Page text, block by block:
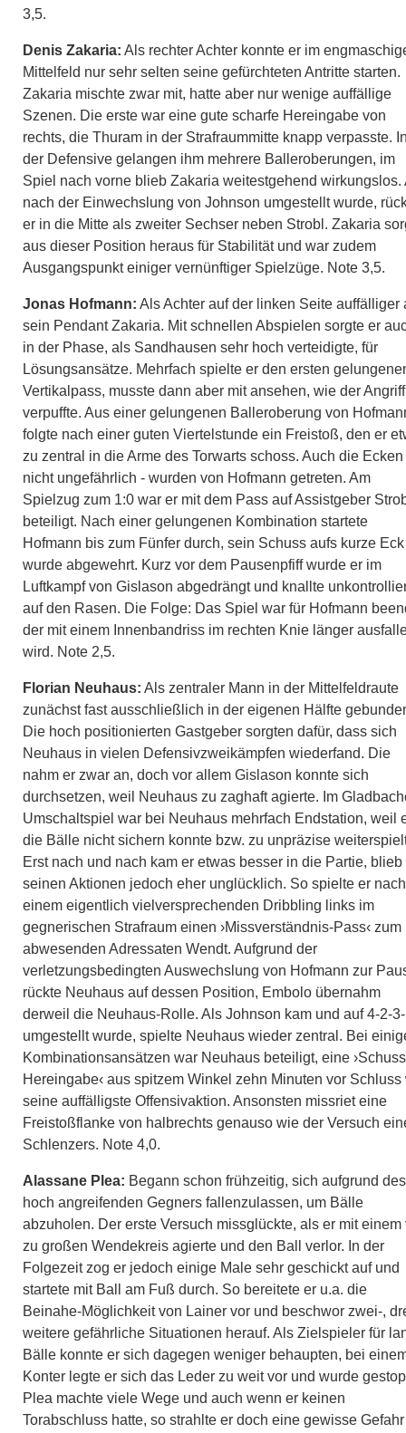
3,5.
Denis Zakaria: Als rechter Achter konnte er im
Mittelfeld nur sehr selten seine gefürchteten Antritte starten.
Zakaria mischte zwar mit, hatte aber nur wenige auffällige
Szenen. Die erste war eine gute scharfe Hereingabe von
rechts, die Thuram in der Strafraummitte knapp verpasste.
der Defensive gelangen ihm mehrere Balleroberungen, im
Spiel nach vorne blieb Zakaria weitestgehend wirkungslos.
nach der Einwechslung von Johnson umgestellt wurde,
er in die Mitte als zweiter Sechser neben Strobl. Zakaria
aus dieser Position heraus für Stabilität und war zudem
Ausgangspunkt einiger vernünftiger Spielzüge. Note 3,5.
Jonas Hofmann: Als Achter auf der linken Seite auffälliger
sein Pendant Zakaria. Mit schnellen Abspielen sorgte er
in der Phase, als Sandhausen sehr hoch verteidigte, für
Lösungsansätze. Mehrfach spielte er den ersten
Vertikalpass, musste dann aber mit ansehen, wie der Angriff
verpuffte. Aus einer gelungenen Balleroberung von
folgte nach einer guten Viertelstunde ein Freistoß, den er
zu zentral in die Arme des Torwarts schoss. Auch die Ecken
nicht ungefährlich - wurden von Hofmann getreten. Am
Spielzug zum 1:0 war er mit dem Pass auf Assistgeber
beteiligt. Nach einer gelungenen Kombination startete
Hofmann bis zum Fünfer durch, sein Schuss aufs kurze Eck
wurde abgewehrt. Kurz vor dem Pausenpfiff wurde er im
Luftkampf von Gislason abgedrängt und knallte
auf den Rasen. Die Folge: Das Spiel war für Hofmann
der mit einem Innenbandriss im rechten Knie länger
wird. Note 2,5.
Florian Neuhaus: Als zentraler Mann in der Mittelfeldraute
zunächst fast ausschließlich in der eigenen Hälfte
Die hoch positionierten Gastgeber sorgten dafür, dass sich
Neuhaus in vielen Defensivzweikämpfen wiederfand. Die
nahm er zwar an, doch vor allem Gislason konnte sich
durchsetzen, weil Neuhaus zu zaghaft agierte. Im
Umschaltspiel war bei Neuhaus mehrfach Endstation, weil
die Bälle nicht sichern konnte bzw. zu unpräzise
Erst nach und nach kam er etwas besser in die Partie, blieb
seinen Aktionen jedoch eher unglücklich. So spielte er nach
einem eigentlich vielversprechenden Dribbling links im
gegnerischen Strafraum einen ›Missverständnis-Pass‹ zum
abwesenden Adressaten Wendt. Aufgrund der
verletzungsbedingten Auswechslung von Hofmann zur
rückte Neuhaus auf dessen Position, Embolo übernahm
derweil die Neuhaus-Rolle. Als Johnson kam und auf 4-2-
umgestellt wurde, spielte Neuhaus wieder zentral. Bei
Kombinationsansätzen war Neuhaus beteiligt, eine
Hereingabe‹ aus spitzem Winkel zehn Minuten vor Schluss
seine auffälligste Offensivaktion. Ansonsten missriet eine
Freistoßflanke von halbrechts genauso wie der Versuch
Schlenzers. Note 4,0.
Alassane Plea: Begann schon frühzeitig, sich aufgrund des
hoch angreifenden Gegners fallenzulassen, um Bälle
abzuholen. Der erste Versuch missglückte, als er mit einem
zu großen Wendekreis agierte und den Ball verlor. In der
Folgezeit zog er jedoch einige Male sehr geschickt auf und
startete mit Ball am Fuß durch. So bereitete er u.a. die
Beinahe-Möglichkeit von Lainer vor und beschwor zwei-,
weitere gefährliche Situationen herauf. Als Zielspieler für
Bälle konnte er sich dagegen weniger behaupten, bei
Konter legte er sich das Leder zu weit vor und wurde
Plea machte viele Wege und auch wenn er keinen
Torabschluss hatte, so strahlte er doch eine gewisse Gefahr